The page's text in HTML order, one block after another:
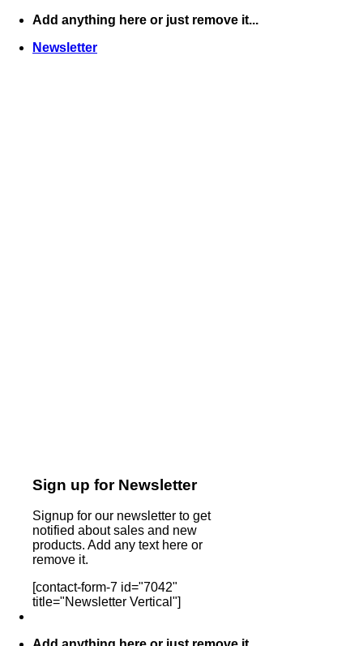
Skip
content
Add anything here or just remove it...
Newsletter
Sign up for Newsletter
Signup for our newsletter to get
notified about sales and new
products. Add any text here or
remove it.
[contact-form-7 id="7042"
title="Newsletter Vertical"]